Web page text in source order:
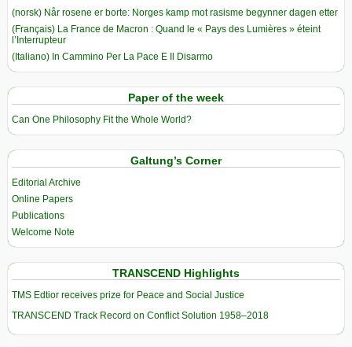
(norsk) Når rosene er borte: Norges kamp mot rasisme begynner dagen etter
(Français) La France de Macron : Quand le « Pays des Lumières » éteint
l’Interrupteur
(Italiano) In Cammino Per La Pace E Il Disarmo
Paper of the week
Can One Philosophy Fit the Whole World?
Galtung’s Corner
Editorial Archive
Online Papers
Publications
Welcome Note
TRANSCEND Highlights
TMS Edtior receives prize for Peace and Social Justice
TRANSCEND Track Record on Conflict Solution 1958–2018